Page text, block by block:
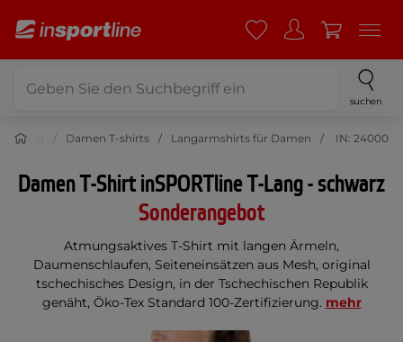
suchen
Damen T-shirts Langarmshirts für Damen IN: 24000
Damen T-Shirt inSPORTline T-Lang - schwarz
Sonderangebot
Atmungsaktives T-Shirt mit langen Ärmeln,
Daumenschlaufen, Seiteneinsätzen aus Mesh, original
tschechisches Design, in der Tschechischen Republik
genäht, Öko-Tex Standard 100-Zertifizierung. mehr